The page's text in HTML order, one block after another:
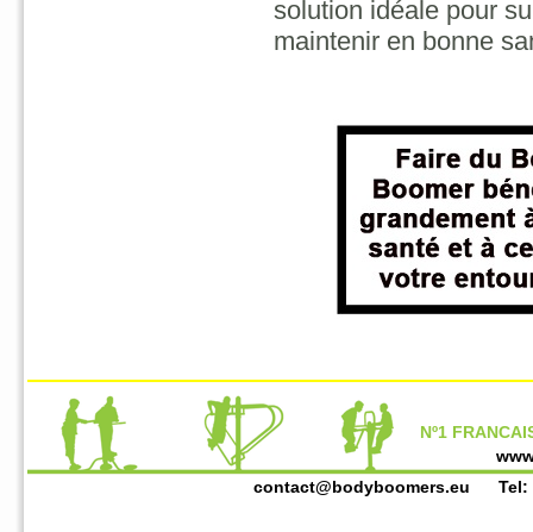
solution idéale pour
maintenir en bonne
Nº1
contact@bodyboomers.eu Tel: